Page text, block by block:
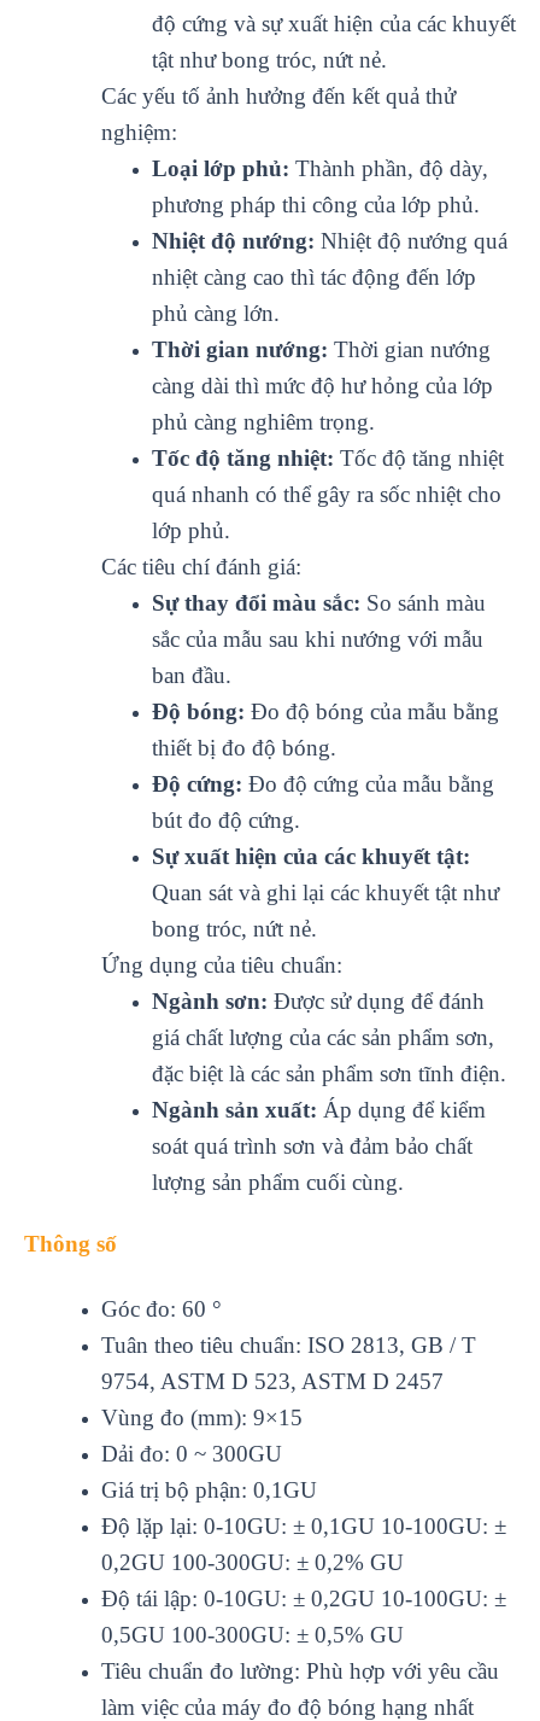
độ cứng và sự xuất hiện của các khuyết
tật như bong tróc, nứt nẻ.
Các yếu tố ảnh hưởng đến kết quả thử
nghiệm:
Loại lớp phủ: Thành phần, độ dày,
phương pháp thi công của lớp phủ.
Nhiệt độ nướng: Nhiệt độ nướng quá
nhiệt càng cao thì tác động đến lớp
phủ càng lớn.
Thời gian nướng: Thời gian nướng
càng dài thì mức độ hư hỏng của lớp
phủ càng nghiêm trọng.
Tốc độ tăng nhiệt: Tốc độ tăng nhiệt
quá nhanh có thể gây ra sốc nhiệt cho
lớp phủ.
Các tiêu chí đánh giá:
Sự thay đổi màu sắc: So sánh màu
sắc của mẫu sau khi nướng với mẫu
ban đầu.
Độ bóng: Đo độ bóng của mẫu bằng
thiết bị đo độ bóng.
Độ cứng: Đo độ cứng của mẫu bằng
bút đo độ cứng.
Sự xuất hiện của các khuyết tật:
Quan sát và ghi lại các khuyết tật như
bong tróc, nứt nẻ.
Ứng dụng của tiêu chuẩn:
Ngành sơn: Được sử dụng để đánh
giá chất lượng của các sản phẩm sơn,
đặc biệt là các sản phẩm sơn tĩnh điện.
Ngành sản xuất: Áp dụng để kiểm
soát quá trình sơn và đảm bảo chất
lượng sản phẩm cuối cùng.
Thông số
Góc đo: 60 °
Tuân theo tiêu chuẩn: ISO 2813, GB / T
9754, ASTM D 523, ASTM D 2457
Vùng đo (mm): 9×15
Dải đo: 0 ~ 300GU
Giá trị bộ phận: 0,1GU
Độ lặp lại: 0-10GU: ± 0,1GU 10-100GU: ±
0,2GU 100-300GU: ± 0,2% GU
Độ tái lập: 0-10GU: ± 0,2GU 10-100GU: ±
0,5GU 100-300GU: ± 0,5% GU
Tiêu chuẩn đo lường: Phù hợp với yêu cầu
làm việc của máy đo độ bóng hạng nhất